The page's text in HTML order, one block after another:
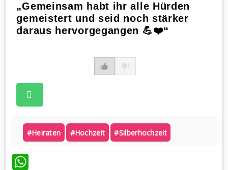
„Gemeinsam habt ihr alle Hürden
gemeistert und seid noch stärker
daraus hervorgegangen 💪❤️“
#heiraten #hochzeit #silberhochzeit
WhatsApp